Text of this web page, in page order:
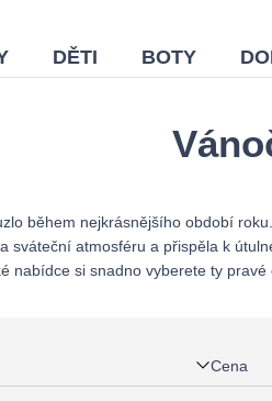
DĚTI BOTY
během nejkrásnějšího období
sváteční atmosféru a přispěla k
nabídce si snadno vyberete ty
Cena